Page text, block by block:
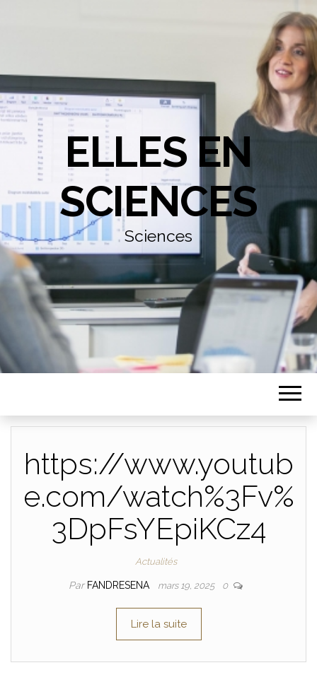
ELLES EN
SCIENCES
Sciences
https://www.youtub
e.com/watch%3Fv%
3DpFsYEpiKCz4
Actualités
Par FANDRESENA mars 19, 2025 0
Lire la suite